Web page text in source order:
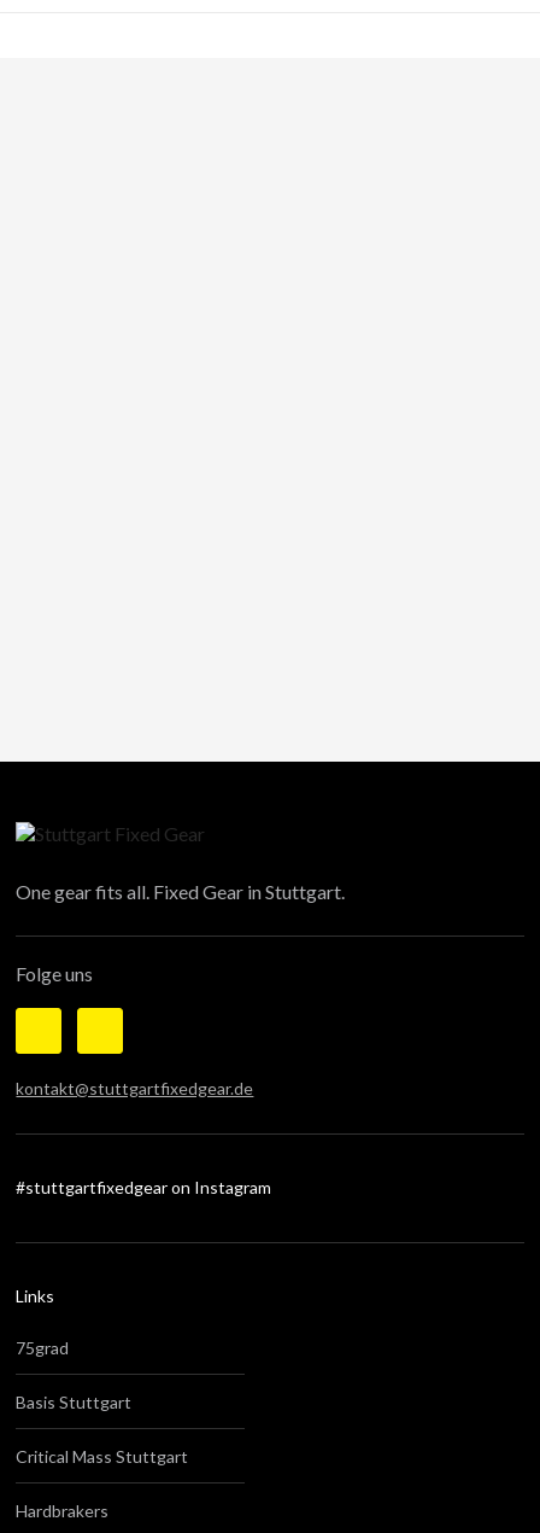
One gear fits all. Fixed Gear in Stuttgart.
Folge uns
kontakt@stuttgartfixedgear.de
#stuttgartfixedgear on Instagram
Links
75grad
Basis Stuttgart
Critical Mass Stuttgart
Hardbrakers